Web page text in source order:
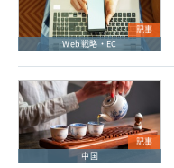
記事
Web戦略・EC
記事
中国